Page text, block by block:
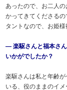
あったので、お二人
かってきてくださる
タントなので、お姫
― 楽駆さんと福本さ
いかがでしたか？
楽駆さんは私と年齢
いる、役のままのイ